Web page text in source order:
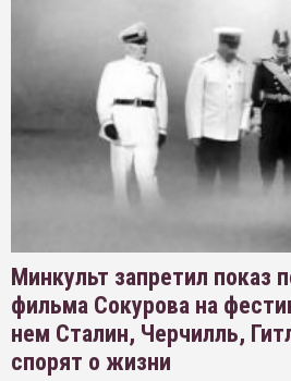
Минкульт запретил показ
фильма Сокурова на
нем Сталин, Черчилль,
спорят о жизни